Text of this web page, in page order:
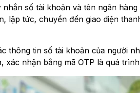
số tài khoản và tên ngân
lập tức, chuyển đến giao diện
thông tin số tài khoản của người
xác nhận bằng mã OTP là quá